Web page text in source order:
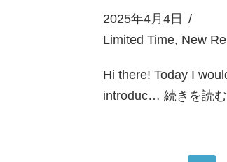
2025年4月4日
Limited Time, New
Hi there! Today I
introduc… 続きを読